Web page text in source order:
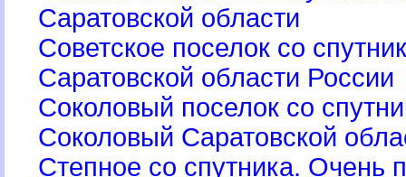
Саратовской области
Советское поселок со
Саратовской области России
Соколовый поселок со
Соколовый Саратовской
Степное со спутника. Очень